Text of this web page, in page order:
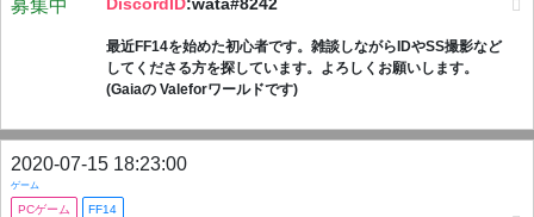
募集中
最近FF14を始めた初心者です。雑談しながらIDやSS撮影など
してくださる方を探しています。よろしくお願いします。
(Gaiaの Valeforワールドです)
2020-07-15 18:23:00
ゲーム
PCゲーム FF14